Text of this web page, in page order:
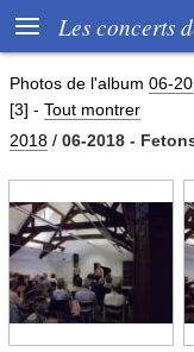
 Les concerts
Photos de l'album 06-
[3] - Tout montrer
2018 / 06-2018 -